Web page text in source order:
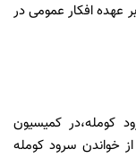
عهده افکار عمومی در
کومله،در کمیسیون
خواندن سرود کومله